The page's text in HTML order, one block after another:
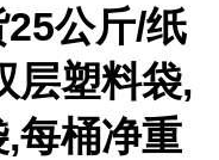
25公斤/纸
层塑料袋,
每桶净重